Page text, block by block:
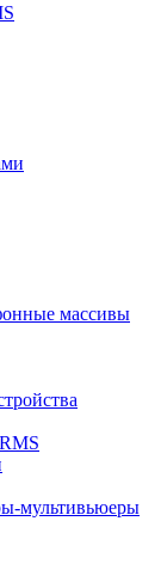
массивы
мультивьюеры